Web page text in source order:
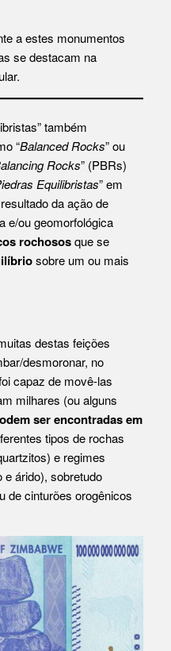
a estes monumentos
se destacam na
também
“Balanced Rocks” ou
Rocks” (PBRs)
Equilibristas” em
da ação de
e/ou geomorfológica
rochososque se
sobre um ou mais
destas feições
desmoronar, no
capaz de movê-las
milhares (ou alguns
ser encontradas em
tipos de rochas
e regimes
árido), sobretudo
de cinturões orogênicos